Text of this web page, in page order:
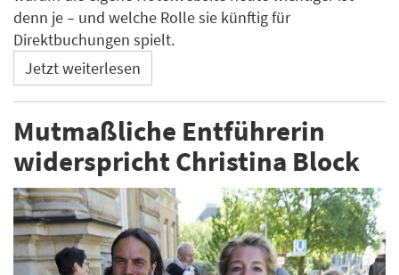
denn je – und welche Rolle sie künftig für
Direktbuchungen spielt.
Jetzt weiterlesen
Mutmaßliche Entführerin
widerspricht Christina Block